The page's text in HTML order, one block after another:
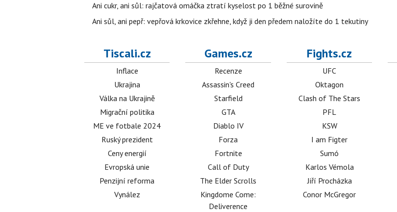
Ani cukr, ani sůl: rajčatová omáčka ztratí kyselost po 1 běžné surovině
Ani sůl, ani pepř: vepřová krkovice zkřehne, když ji den předem naložíte do 1 tekutiny
Tiscali.cz
Inflace
Ukrajina
Válka na Ukrajině
Migrační politika
ME ve fotbale 2024
Ruský prezident
Ceny energií
Evropská unie
Penzijní reforma
Vynález
Games.cz
Recenze
Assassin's Creed
Starfield
GTA
Diablo IV
Forza
Fortnite
Call of Duty
The Elder Scrolls
Kingdome Come:
Deliverence
Fights.cz
UFC
Oktagon
Clash of The Stars
PFL
KSW
I am Figter
Sumó
Karlos Vémola
Jiří Procházka
Conor McGregor